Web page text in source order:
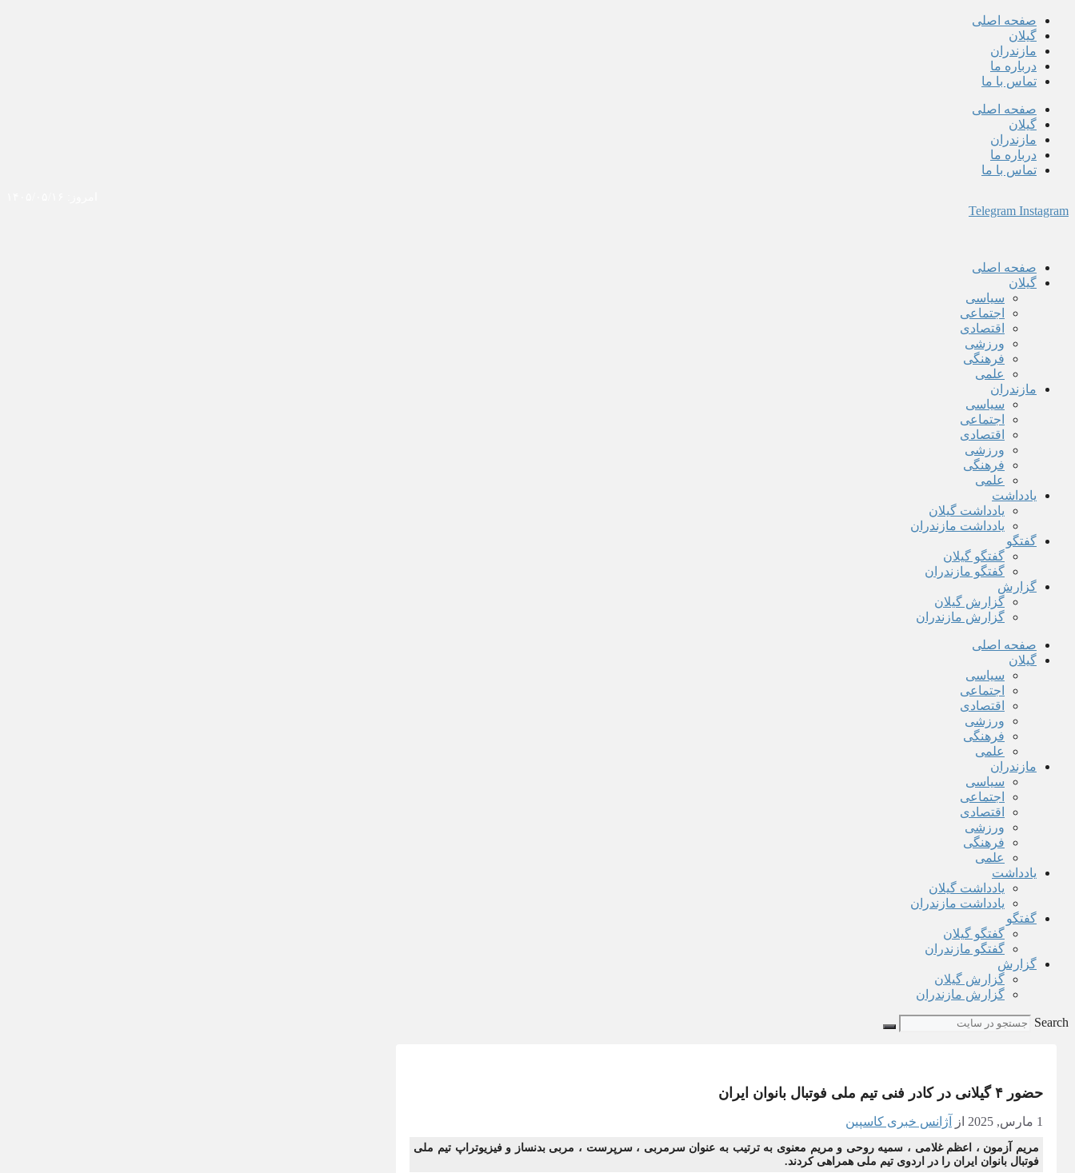
پرش
محتوا
صفحه اصلی
گیلان
مازندران
درباره ما
تماس با ما
صفحه اصلی
گیلان
مازندران
درباره ما
تماس با ما
Telegram Instagram
صفحه اصلی
گیلان
سیاسی
اجتماعی
اقتصادی
ورزشی
فرهنگی
علمی
مازندران
سیاسی
اجتماعی
اقتصادی
ورزشی
فرهنگی
علمی
یادداشت
یادداشت گیلان
یادداشت مازندران
گفتگو
گفتگو گیلان
گفتگو مازندران
گزارش
گزارش گیلان
گزارش مازندران
صفحه اصلی
گیلان
سیاسی
اجتماعی
اقتصادی
ورزشی
فرهنگی
علمی
مازندران
سیاسی
اجتماعی
اقتصادی
ورزشی
فرهنگی
علمی
یادداشت
یادداشت گیلان
یادداشت مازندران
گفتگو
گفتگو گیلان
گفتگو مازندران
گزارش
گزارش گیلان
گزارش مازندران
Search
حضور ۴ گیلانی در کادر فنی تیم ملی فوتبال بانوان ایران
1 مارس, 2025 از آژانس خبری کاسپین
مریم آزمون ، اعظم غلامی ، سمیه روحی و مریم معنوی به ترتیب به عنوان سرمربی ، سرپرست ، مربی بدنساز و فیزیوتراپ تیم ملی
فوتبال بانوان ایران را در اردوی تیم ملی همراهی کردند.